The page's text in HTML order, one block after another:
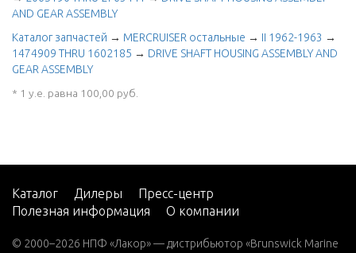
AND GEAR ASSEMBLY
Каталог запчастей → MERCRUISER остальные → II 1962-1963 →
1474909 THRU 1602185 → DRIVE SHAFT HOUSING ASSEMBLY AND
GEAR ASSEMBLY
* 1 у.е. равна 100,00 руб.
Каталог Дилеры
Пресс-центр
Полезная информация
О компании
© 2000–2026 НПФ «Лакор» — дистрибьютор «Brunswick Marine